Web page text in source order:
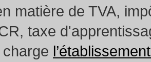
matière de TVA,
taxe